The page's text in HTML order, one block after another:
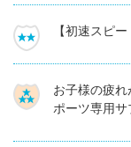
【初速スピ
お子様の疲
ポーツ専用サ